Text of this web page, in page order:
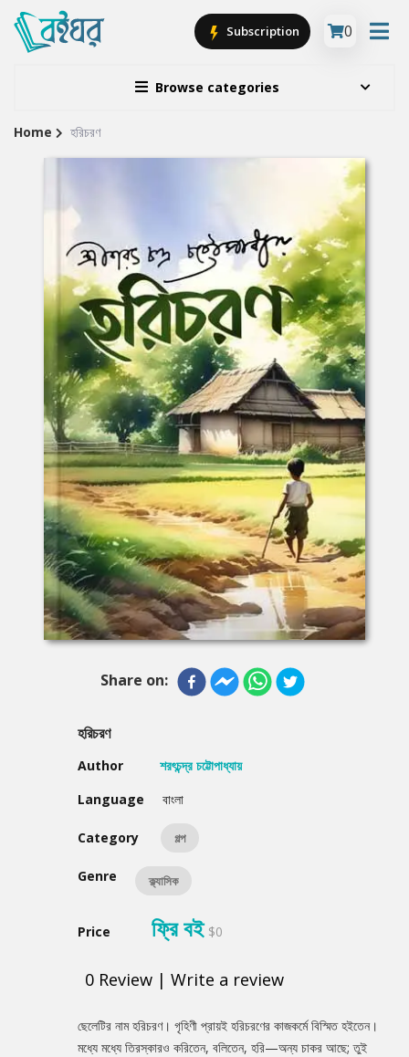
Browse categories
Subscription 0
Site
Breadcrumb
Home হরিচরণ
Share on:
হরিচরণ
Author
শরৎচন্দ্র চট্টোপাধ্যায়
Language
বাংলা
Category গল্প
Genre ক্ল্যাসিক
Price ফ্রি বই $0
0 Review | Write a review
Product
Summery
ছেলেটির নাম হরিচরণ। গৃহিণী প্রায়ই হরিচরণের কাজকর্মে বিস্মিত হইতেন।
মধ্যে মধ্যে তিরস্কারও করিতেন, বলিতেন, হরি—অন্য চাকর আছে; তুই